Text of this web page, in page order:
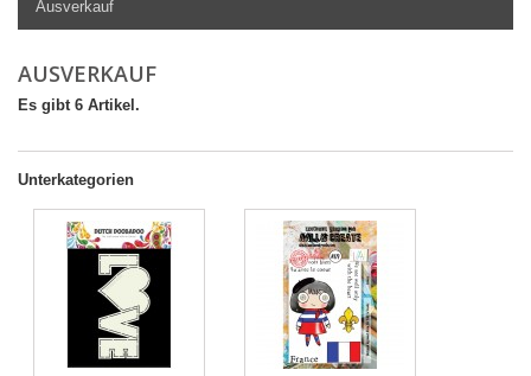
Ausverkauf
AUSVERKAUF
Es gibt 6 Artikel.
Unterkategorien